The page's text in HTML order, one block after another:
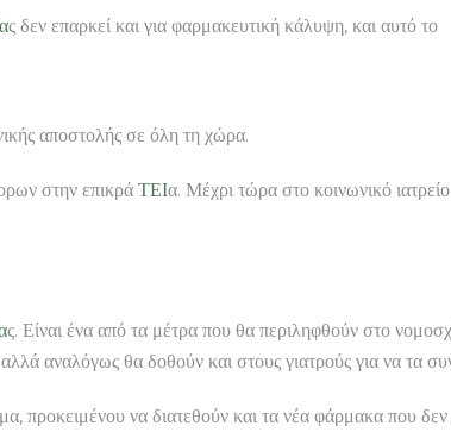
ς δεν επαρκεί και για φαρμακευτική κάλυψη, και αυτό το
αποστολής σε όλη τη χώρα.
στην επικρά ΤΕΙα. Μέχρι τώρα στο κοινωνικό
ς. Είναι ένα από τα μέτρα που θα περιληφθούν στο
αναλόγως θα δοθούν και στους γιατρούς για να τα
προκειμένου να διατεθούν και τα νέα φάρμακα που